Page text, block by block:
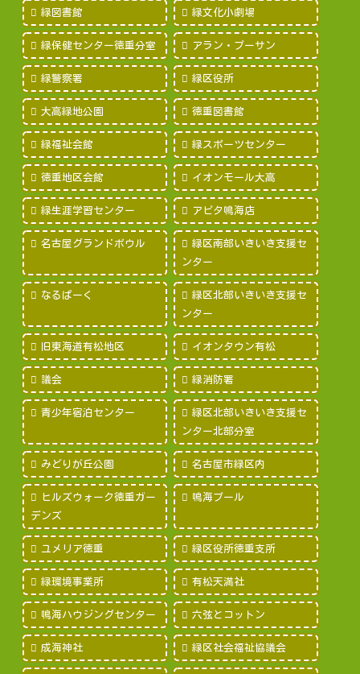
緑図書館 緑文化小劇場
緑保健センター徳重分室 アラン・プーサン
緑警察署 緑区役所
大高緑地公園 徳重図書館
緑福祉会館 緑スポーツセンター
徳重地区会館 イオンモール大高
緑生涯学習センター アピタ鳴海店
名古屋グランドボウル
緑区南部いきいき支援セ
ンター
なるぱーく
緑区北部いきいき支援セ
ンター
旧東海道有松地区 イオンタウン有松
議会 緑消防署
青少年宿泊センター
緑区北部いきいき支援セ
ンター北部分室
みどりが丘公園 名古屋市緑区内
ヒルズウォーク徳重ガー
デンズ
鳴海プール
ユメリア徳重 緑区役所徳重支所
緑環境事業所 有松天満社
鳴海ハウジングセンター 六弦とコットン
成海神社 緑区社会福祉協議会